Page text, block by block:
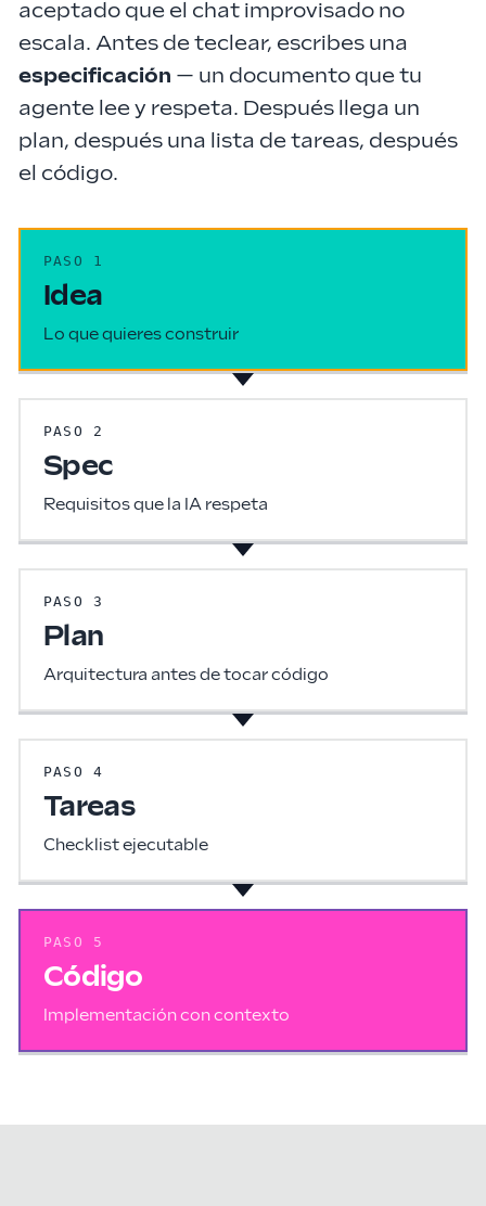
aceptado que el chat improvisado no
escala. Antes de teclear, escribes una
especificación — un documento que tu
agente lee y respeta. Después llega un
plan, después una lista de tareas, después
el código.
PASO 1
Idea
Lo que quieres construir
PASO 2
Spec
Requisitos que la IA respeta
PASO3
Plan
Arquitectura antes de tocar código
PASO4
Tareas
Checklist ejecutable
PASO 5
Código
Implementación con contexto